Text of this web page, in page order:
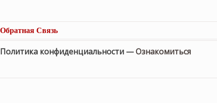
Обратная Связь
Политика конфиденциальности —Ознакомиться